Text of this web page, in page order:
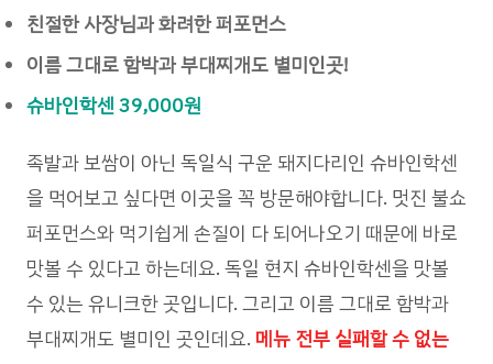
친절한 사장님과 화려한 퍼포먼스
이름 그대로 함박과 부대찌개도 별미인곳!
슈바인학센 39,000원
족발과 보쌈이 아닌 독일식 구운 돼지다리인 슈바인학센
을 먹어보고 싶다면 이곳을 꼭 방문해야합니다. 멋진 불쇼
퍼포먼스와 먹기쉽게 손질이 다 되어나오기 때문에 바로
맛볼 수 있다고 하는데요. 독일 현지 슈바인학센을 맛볼
수 있는 유니크한 곳입니다. 그리고 이름 그대로 함박과
부대찌개도 별미인 곳인데요. 메뉴 전부 실패할 수 없는